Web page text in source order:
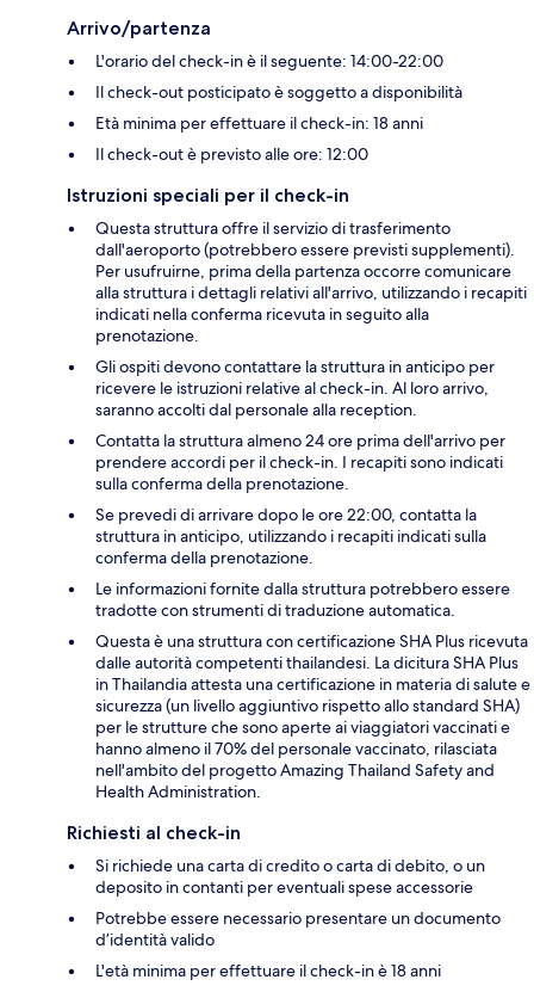
Arrivo/partenza
L'orario del check-in è il seguente: 14:00-22:00
Il check-out posticipato è soggetto a disponibilità
Età minima per effettuare il check-in: 18 anni
Il check-out è previsto alle ore: 12:00
Istruzioni speciali per il check-in
Questa struttura offre il servizio di trasferimento
dall'aeroporto (potrebbero essere previsti supplementi).
Per usufruirne, prima della partenza occorre comunicare
alla struttura i dettagli relativi all'arrivo, utilizzando i recapiti
indicati nella conferma ricevuta in seguito alla
prenotazione.
Gli ospiti devono contattare la struttura in anticipo per
ricevere le istruzioni relative al check-in. Al loro arrivo,
saranno accolti dal personale alla reception.
Contatta la struttura almeno 24 ore prima dell'arrivo per
prendere accordi per il check-in. I recapiti sono indicati
sulla conferma della prenotazione.
Se prevedi di arrivare dopo le ore 22:00, contatta la
struttura in anticipo, utilizzando i recapiti indicati sulla
conferma della prenotazione.
Le informazioni fornite dalla struttura potrebbero essere
tradotte con strumenti di traduzione automatica.
Questa è una struttura con certificazione SHA Plus ricevuta
dalle autorità competenti thailandesi. La dicitura SHA Plus
in Thailandia attesta una certificazione in materia di salute e
sicurezza (un livello aggiuntivo rispetto allo standard SHA)
per le strutture che sono aperte ai viaggiatori vaccinati e
hanno almeno il 70% del personale vaccinato, rilasciata
nell'ambito del progetto Amazing Thailand Safety and
Health Administration.
Richiesti al check-in
Si richiede una carta di credito o carta di debito, o un
deposito in contanti per eventuali spese accessorie
Potrebbe essere necessario presentare un documento
d’identità valido
L'età minima per effettuare il check-in è 18 anni